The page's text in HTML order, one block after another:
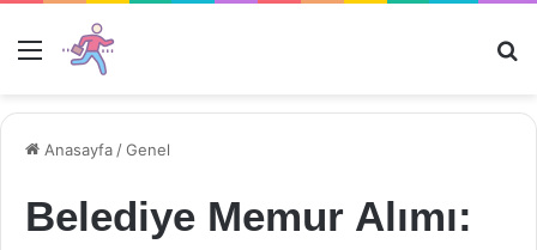
Menü
Anasayfa /Genel
Belediye Memur Alımı: